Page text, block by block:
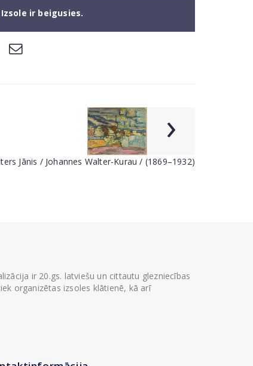
Izsole ir beigusies.
›
Jānis / Johannes Walter-Kurau / (1869–1932)
ir 20.gs. latviešu un cittautu glezniecības
organizētas izsoles klātienē, kā arī